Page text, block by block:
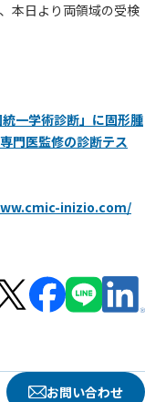
本日より両領域の受検
一学術診断」に固形腫
門医監修の診断テス
inizio.com/
お問い合わせ